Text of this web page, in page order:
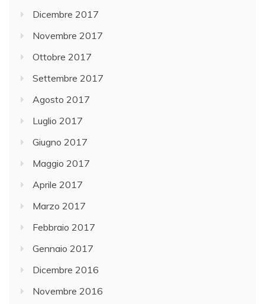
Dicembre 2017
Novembre 2017
Ottobre 2017
Settembre 2017
Agosto 2017
Luglio 2017
Giugno 2017
Maggio 2017
Aprile 2017
Marzo 2017
Febbraio 2017
Gennaio 2017
Dicembre 2016
Novembre 2016